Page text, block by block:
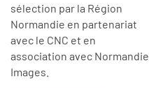
sélection par la Région
Normandie en partenariat
avec le CNC et en
association avec Normandie
Images.